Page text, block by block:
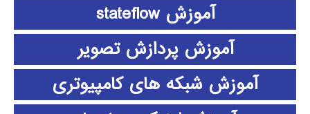
آموزش stateflow
آموزش پردازش تصویر
آموزش شبکه های کامپیوتری